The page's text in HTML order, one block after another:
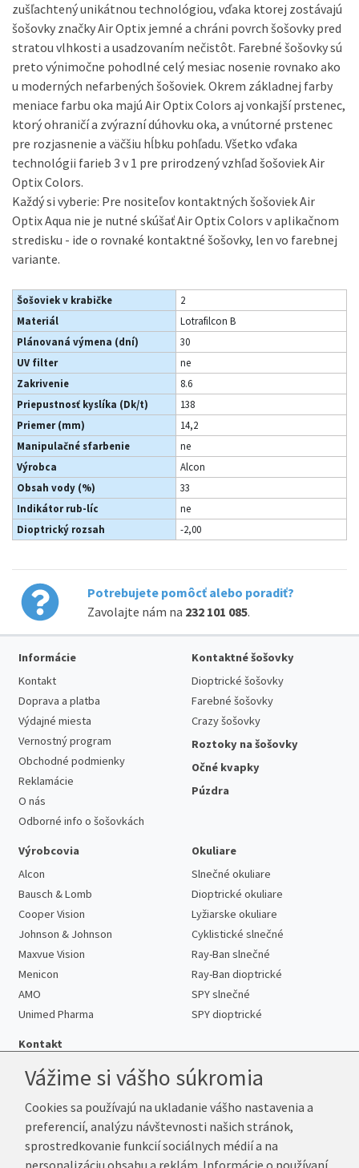
zušľachtený unikátnou technológiou, vďaka ktorej zostávajú
šošovky značky Air Optix jemné a chráni povrch šošovky pred
stratou vlhkosti a usadzovaním nečistôt. Farebné šošovky sú
preto výnimočne pohodlné celý mesiac nosenie rovnako ako
u moderných nefarbených šošoviek. Okrem základnej farby
meniace farbu oka majú Air Optix Colors aj vonkajší prstenec,
ktorý ohraničí a zvýrazní dúhovku oka, a vnútorné prstenec
pre rozjasnenie a väčšiu hĺbku pohľadu. Všetko vďaka
technológii farieb 3 v 1 pre prirodzený vzhľad šošoviek Air
Optix Colors.
Každý si vyberie: Pre nositeľov kontaktných šošoviek Air
Optix Aqua nie je nutné skúšať Air Optix Colors v aplikačnom
stredisku - ide o rovnaké kontaktné šošovky, len vo farebnej
variante.
Šošoviek v krabičke
2
Materiál
Lotrafilcon B
Plánovaná výmena (dní)
30
UV filter
ne
Zakrivenie
8.6
Priepustnosť kyslíka (Dk/t)
138
Priemer (mm)
14,2
Manipulačné sfarbenie
ne
Výrobca
Alcon
Obsah vody (%)
33
Indikátor rub-líc
ne
Dioptrický rozsah
-2,00
Potrebujete pomôcť alebo poradiť?
Zavolajte nám na 232 101 085.
Informácie
Kontakt
Doprava a platba
Výdajné miesta
Vernostný program
Obchodné podmienky
Reklamácie
O nás
Odborné info o šošovkách
Kontaktné šošovky
Dioptrické šošovky
Farebné šošovky
Crazy šošovky
Roztoky na šošovky
Očné kvapky
Púzdra
Výrobcovia
Alcon
Bausch & Lomb
Cooper Vision
Johnson & Johnson
Maxvue Vision
Menicon
AMO
Unimed Pharma
Okuliare
Slnečné okuliare
Dioptrické okuliare
Lyžiarske okuliare
Cyklistické slnečné
Ray-Ban slnečné
Ray-Ban dioptrické
SPY slnečné
SPY dioptrické
Kontakt
Telefón:+421 222 205 863
E-mail:info@kup-sosovky.sk
Reklamačná adresa
Vážime si vášho súkromia
Cookies sa používajú na ukladanie vášho nastavenia a
preferencií, analýzu návštevnosti našich stránok,
sprostredkovanie funkcií sociálnych médií a na
personalizáciu obsahu a reklám. Informácie o používaní